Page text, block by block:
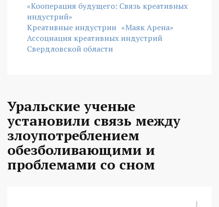
«Кооперация будущего: Связь креативных
индустрий»
Креативные индустрии «Маяк Арена»
Ассоциация креативных индустрий
Свердловской области
Уральские ученые
установили связь между
злоупотреблением
обезболивающими и
проблемами со сном